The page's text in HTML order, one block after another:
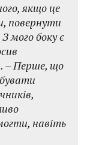
якщо це
повернути
мого боку є
– Перше, що
навіть